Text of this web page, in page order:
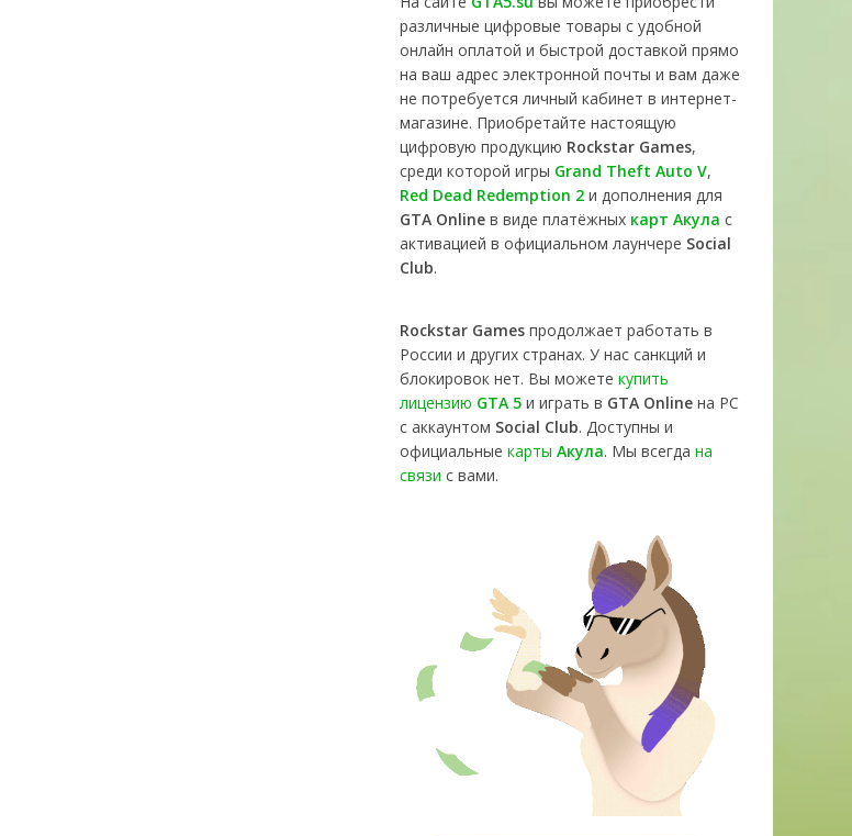
различные цифровые товары с удобной
онлайн оплатой и быстрой доставкой прямо
на ваш адрес электронной почты и вам даже
не потребуется личный кабинет в интернет-
магазине. Приобретайте настоящую
цифровую продукцию Rockstar Games,
среди которой игры Grand Theft Auto V,
Red Dead Redemption 2 и дополнения для
GTA Online в виде платёжных карт Акула с
активацией в официальном лаунчере Social
Club.
Rockstar Games продолжает работать в
России и других странах. У нас санкций и
блокировок нет. Вы можете купить
лицензию GTA 5 и играть в GTA Online на PC
с аккаунтом Social Club. Доступны и
официальные карты Акула. Мы всегда на
связи с вами.